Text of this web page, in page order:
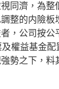
同濟，為整
整的内險板
，公司按公
及權益基金
勢之下，料